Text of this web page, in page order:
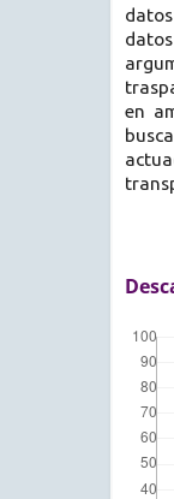
en